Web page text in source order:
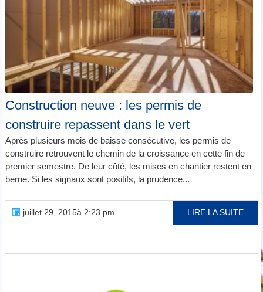
Construction neuve : les permis de
construire repassent dans le vert
Après plusieurs mois de baisse consécutive, les permis de
construire retrouvent le chemin de la croissance en cette fin de
premier semestre. De leur côté, les mises en chantier restent en
berne. Si les signaux sont positifs, la prudence...
juillet 29, 2015à 2:23 pm LIRE LA SUITE